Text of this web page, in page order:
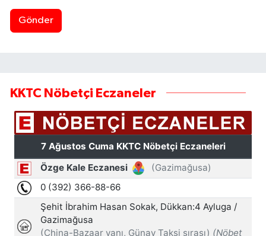
Gönder
KKTC Nöbetçi Eczaneler